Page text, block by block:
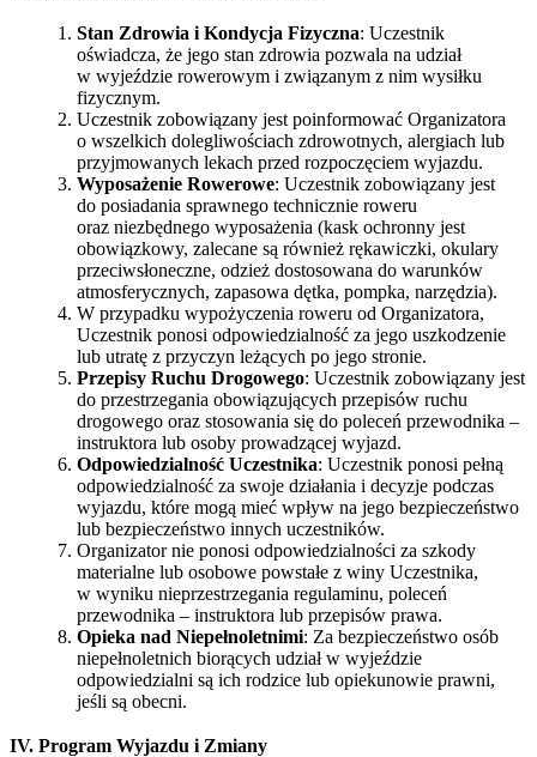
Stan Zdrowia i Kondycja Fizyczna: Uczestnik
oświadcza, że jego stan zdrowia pozwala na udział
w wyjeździe rowerowym i związanym z nim wysiłku
fizycznym.
Uczestnik zobowiązany jest poinformować Organizatora
o wszelkich dolegliwościach zdrowotnych, alergiach lub
przyjmowanych lekach przed rozpoczęciem wyjazdu.
Wyposażenie Rowerowe: Uczestnik zobowiązany jest
do posiadania sprawnego technicznie roweru
oraz niezbędnego wyposażenia (kask ochronny jest
obowiązkowy, zalecane są również rękawiczki, okulary
przeciwsłoneczne, odzież dostosowana do warunków
atmosferycznych, zapasowa dętka, pompka, narzędzia).
W przypadku wypożyczenia roweru od Organizatora,
Uczestnik ponosi odpowiedzialność za jego uszkodzenie
lub utratę z przyczyn leżących po jego stronie.
Przepisy Ruchu Drogowego: Uczestnik zobowiązany jest
do przestrzegania obowiązujących przepisów ruchu
drogowego oraz stosowania się do poleceń przewodnika –
instruktora lub osoby prowadzącej wyjazd.
Odpowiedzialność Uczestnika: Uczestnik ponosi pełną
odpowiedzialność za swoje działania i decyzje podczas
wyjazdu, które mogą mieć wpływ na jego bezpieczeństwo
lub bezpieczeństwo innych uczestników.
Organizator nie ponosi odpowiedzialności za szkody
materialne lub osobowe powstałe z winy Uczestnika,
w wyniku nieprzestrzegania regulaminu, poleceń
przewodnika – instruktora lub przepisów prawa.
Opieka nad Niepełnoletnimi: Za bezpieczeństwo osób
niepełnoletnich biorących udział w wyjeździe
odpowiedzialni są ich rodzice lub opiekunowie prawni,
jeśli są obecni.
IV. Program Wyjazdu i Zmiany